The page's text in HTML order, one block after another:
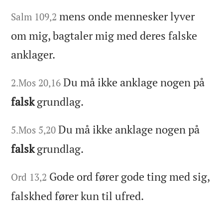
Salm 109,2 mens onde mennesker lyver
om mig, bagtaler mig med deres falske
anklager.
2.Mos 20,16 Du må ikke anklage nogen på
falskgrundlag.
5.Mos 5,20 Du må ikke anklage nogen på
falskgrundlag.
Ord 13,2 Gode ord fører gode ting med sig,
falskhed fører kun til ufred.